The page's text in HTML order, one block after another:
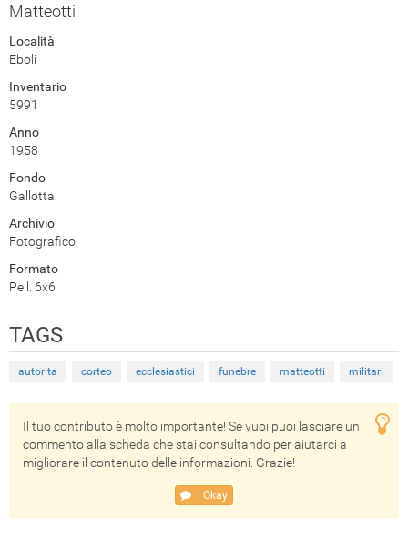
Matteotti
Località
Eboli
Inventario
5991
Anno
1958
Fondo
Gallotta
Archivio
Fotografico
Formato
Pell. 6x6
TAGS
autorita corteo ecclesiastici funebre matteotti militari
Il tuo contributo è molto importante! Se vuoi puoi lasciare un
commento alla scheda che stai consultando per aiutarci a
migliorare il contenuto delle informazioni. Grazie!
Okay